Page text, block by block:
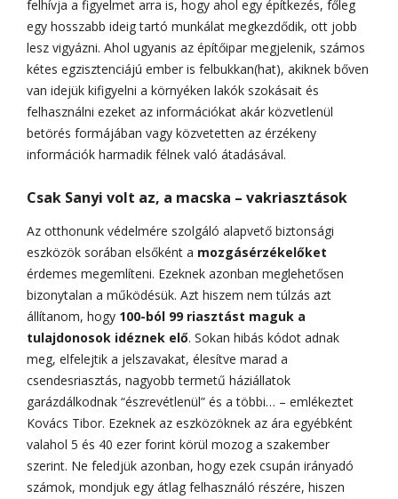
felhívja a figyelmet arra is, hogy ahol egy építkezés, főleg
egy hosszabb ideig tartó munkálat megkezdődik, ott jobb
lesz vigyázni. Ahol ugyanis az építőipar megjelenik, számos
kétes egzisztenciájú ember is felbukkan(hat), akiknek bőven
van idejük kifigyelni a környéken lakók szokásait és
felhasználni ezeket az információkat akár közvetlenül
betörés formájában vagy közvetetten az érzékeny
információk harmadik félnek való átadásával.
Csak Sanyi volt az, a macska – vakriasztások
Az otthonunk védelmére szolgáló alapvető biztonsági
eszközök sorában elsőként a mozgásérzékelőket
érdemes megemlíteni. Ezeknek azonban meglehetősen
bizonytalan a működésük. Azt hiszem nem túlzás azt
állítanom, hogy 100-ból 99 riasztást maguk a
tulajdonosok idéznek elő. Sokan hibás kódot adnak
meg, elfelejtik a jelszavakat, élesítve marad a
csendesriasztás, nagyobb termetű háziállatok
garázdálkodnak “észrevétlenül” és a többi… – emlékeztet
Kovács Tibor. Ezeknek az eszközöknek az ára egyébként
valahol 5 és 40 ezer forint körül mozog a szakember
szerint. Ne feledjük azonban, hogy ezek csupán irányadó
számok, mondjuk egy átlag felhasználó részére, hiszen